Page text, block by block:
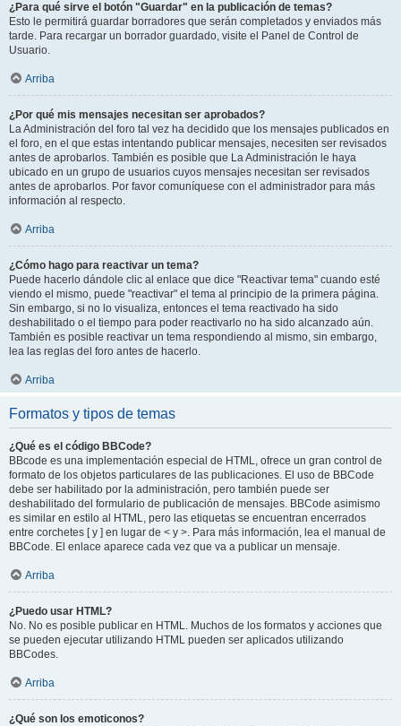
¿Para qué sirve el botón "Guardar" en la publicación de temas?
Esto le permitirá guardar borradores que serán completados y enviados más
tarde. Para recargar un borrador guardado, visite el Panel de Control de
Usuario.
Arriba
¿Por qué mis mensajes necesitan ser aprobados?
La Administración del foro tal vez ha decidido que los mensajes publicados en
el foro, en el que estas intentando publicar mensajes, necesiten ser revisados
antes de aprobarlos. También es posible que La Administración le haya
ubicado en un grupo de usuarios cuyos mensajes necesitan ser revisados
antes de aprobarlos. Por favor comuníquese con el administrador para más
información al respecto.
Arriba
¿Cómo hago para reactivar un tema?
Puede hacerlo dándole clic al enlace que dice "Reactivar tema" cuando esté
viendo el mismo, puede "reactivar" el tema al principio de la primera página.
Sin embargo, si no lo visualiza, entonces el tema reactivado ha sido
deshabilitado o el tiempo para poder reactivarlo no ha sido alcanzado aún.
También es posible reactivar un tema respondiendo al mismo, sin embargo,
lea las reglas del foro antes de hacerlo.
Arriba
Formatos y tipos de temas
¿Qué es el código BBCode?
BBcode es una implementación especial de HTML, ofrece un gran control de
formato de los objetos particulares de las publicaciones. El uso de BBCode
debe ser habilitado por la administración, pero también puede ser
deshabilitado del formulario de publicación de mensajes. BBCode asimismo
es similar en estilo al HTML, pero las etiquetas se encuentran encerrados
entre corchetes [ y ] en lugar de < y >. Para más información, lea el manual de
BBCode. El enlace aparece cada vez que va a publicar un mensaje.
Arriba
¿Puedo usar HTML?
No. No es posible publicar en HTML. Muchos de los formatos y acciones que
se pueden ejecutar utilizando HTML pueden ser aplicados utilizando
BBCodes.
Arriba
¿Qué son los emoticonos?